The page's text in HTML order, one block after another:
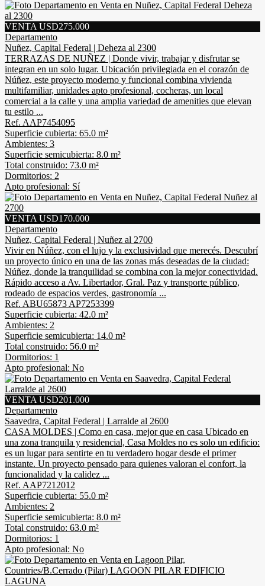
VENTA USD275.000
Departamento
Nuñez, Capital Federal | Deheza al 2300
TERRAZAS DE NUÑEZ | Donde vivir, trabajar y disfrutar se
integran en un solo lugar. Ubicación privilegiada en el corazón de
Núñez, este proyecto moderno y funcional combina vivienda
multifamiliar, unidades apto profesional, cocheras, un local
comercial a la calle y una amplia variedad de amenities que elevan
tu estilo ...
Ref. AAP7454095
Superficie cubierta: 65.0 m²
Ambientes: 3
Superficie semicubierta: 8.0 m²
Total construido: 73.0 m²
Dormitorios: 2
Apto profesional: Sí
VENTA USD170.000
Departamento
Nuñez, Capital Federal | Nuñez al 2700
Vivir en Núñez, con el lujo y la exclusividad que merecés. Descubrí
un proyecto único en una de las zonas más deseadas de la ciudad:
Núñez, donde la tranquilidad se combina con la mejor conectividad.
Rápido acceso a Av. Libertador, Gral. Paz y transporte público,
rodeado de espacios verdes, gastronomía ...
Ref. ABU65873 AP7253399
Superficie cubierta: 42.0 m²
Ambientes: 2
Superficie semicubierta: 14.0 m²
Total construido: 56.0 m²
Dormitorios: 1
Apto profesional: No
VENTA USD201.000
Departamento
Saavedra, Capital Federal | Larralde al 2600
CASA MOLDES | Como en casa, mejor que en casa Ubicado en
una zona tranquila y residencial, Casa Moldes no es solo un edificio:
es un lugar para sentirte en tu verdadero hogar desde el primer
instante. Un proyecto pensado para quienes valoran el confort, la
funcionalidad y la calidez ...
Ref. AAP7212012
Superficie cubierta: 55.0 m²
Ambientes: 2
Superficie semicubierta: 8.0 m²
Total construido: 63.0 m²
Dormitorios: 1
Apto profesional: No